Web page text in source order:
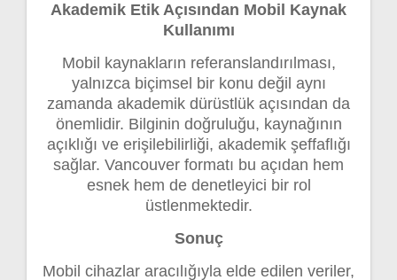
Akademik Etik Açısından Mobil Kaynak
Kullanımı
Mobil kaynakların referanslandırılması,
yalnızca biçimsel bir konu değil aynı
zamanda akademik dürüstlük açısından da
önemlidir. Bilginin doğruluğu, kaynağının
açıklığı ve erişilebilirliği, akademik şeffaflığı
sağlar. Vancouver formatı bu açıdan hem
esnek hem de denetleyici bir rol
üstlenmektedir.
Sonuç
Mobil cihazlar aracılığıyla elde edilen veriler,